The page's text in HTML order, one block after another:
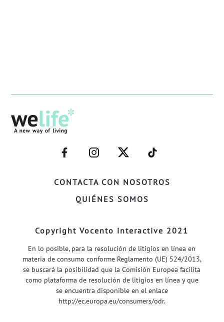
CONTACTA CON NOSOTROS
QUIÉNES SOMOS
–
FACEBOOK–
–
INSTAGRAM–
–
TWITTER–
–
WELIFE–
Copyright Vocento interactive 2021
En lo posible, para la resolución de litigios en línea en
materia de consumo conforme Reglamento (UE) 524/2013,
se buscará la posibilidad que la Comisión Europea facilita
como plataforma de resolución de litigios en línea y que
se encuentra disponible en el enlace
http://ec.europa.eu/consumers/odr.